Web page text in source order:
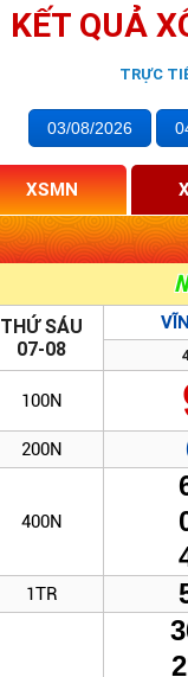
KẾT QUẢ
TRỰC
03/08/2026
XSMN
THỨ SÁU
07-08
100N
200N
400N
1TR